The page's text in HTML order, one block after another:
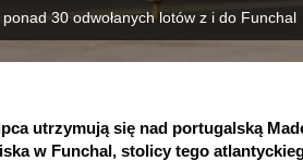
30 odwołanych lotów z i do Funchal
utrzymują się nad portugalską
w Funchal, stolicy tego